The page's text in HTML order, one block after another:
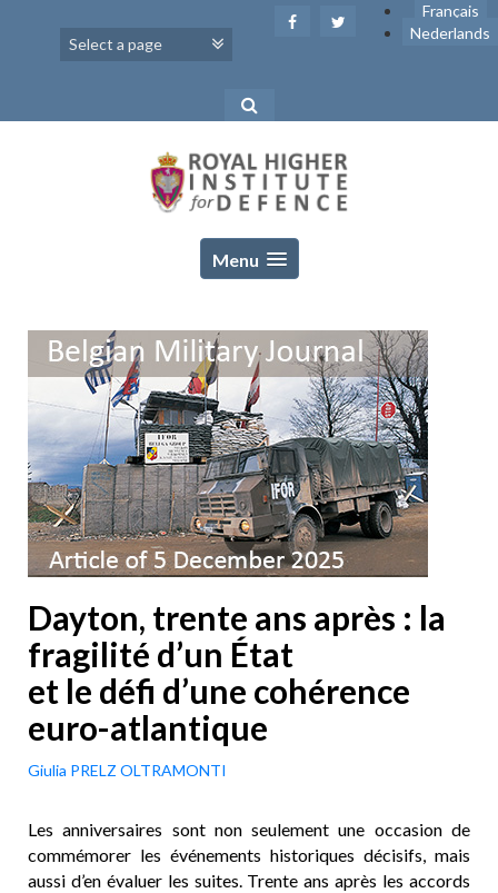
Français
Nederlands
Menu
Dayton, trente ans après : la
fragilité d’un État
et le défi d’une cohérence
euro-atlantique
Giulia PRELZ OLTRAMONTI
Les anniversaires sont non seulement une occasion de
commémorer les événements historiques décisifs, mais
aussi d’en évaluer les suites. Trente ans après les accords